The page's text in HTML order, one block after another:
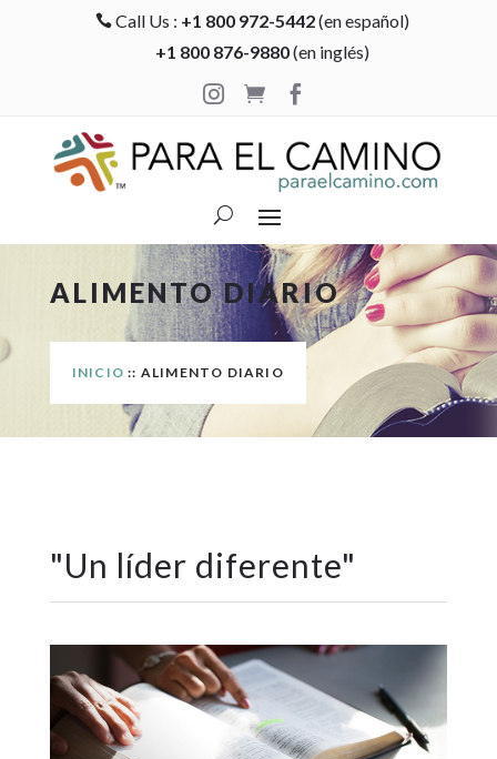
 Call Us : +1 800 972-5442(en español)
+1 800 876-9880(en inglés)

 
ALIMENTO DIARIO
INICIO :: ALIMENTO DIARIO
"Un líder diferente"